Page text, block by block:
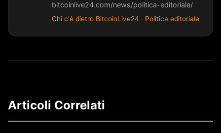
bitcoinlive24.com/news/politica-editoriale/
Chi c'è dietro BitcoinLive24 · Politica editoriale
Articoli Correlati